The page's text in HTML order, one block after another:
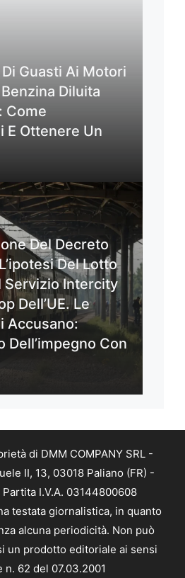
Guasti Ai Motori
Diluita
Come
E Ottenere Un
Del Decreto
Del Lotto
Servizio Intercity
Dell’UE. Le
Accusano:
Dell’impegno Con
di DMM COMPANY SRL -
II, 13, 03018 Paliano (FR) -
I.V.A. 03144800608
testata giornalistica, in quanto
alcuna periodicità. Non può
un prodotto editoriale ai sensi
n. 62 del 07.03.2001